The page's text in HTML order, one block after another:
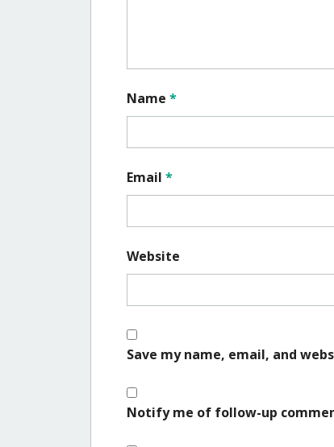
Name *
Email *
Website
Save my name, email, and
Notify me of follow-up